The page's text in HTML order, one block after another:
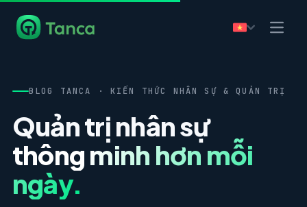
BLOG TANCA · KIẾN THỨC NHÂN SỰ & QUẢN TRỊ
Quản trị nhân sự
thông minh hơn mỗi
ngày.